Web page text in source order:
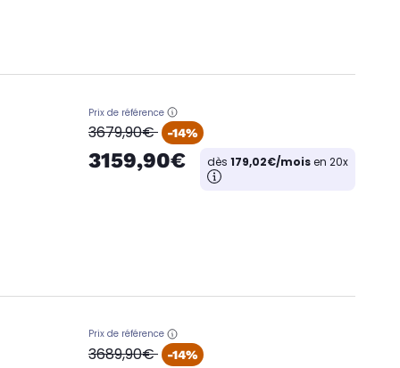
Prix de référence
oldPrice
3679,90€ -14%
3159,90€ dès 179,02€/moisen 20x
Prix de référence
oldPrice
3689,90€ -14%